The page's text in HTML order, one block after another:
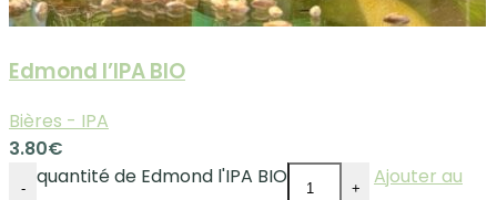
Edmond l’IPA BIO
Bières - IPA
3.80€
- quantité de Edmond l'IPA BIO +
Ajouter au